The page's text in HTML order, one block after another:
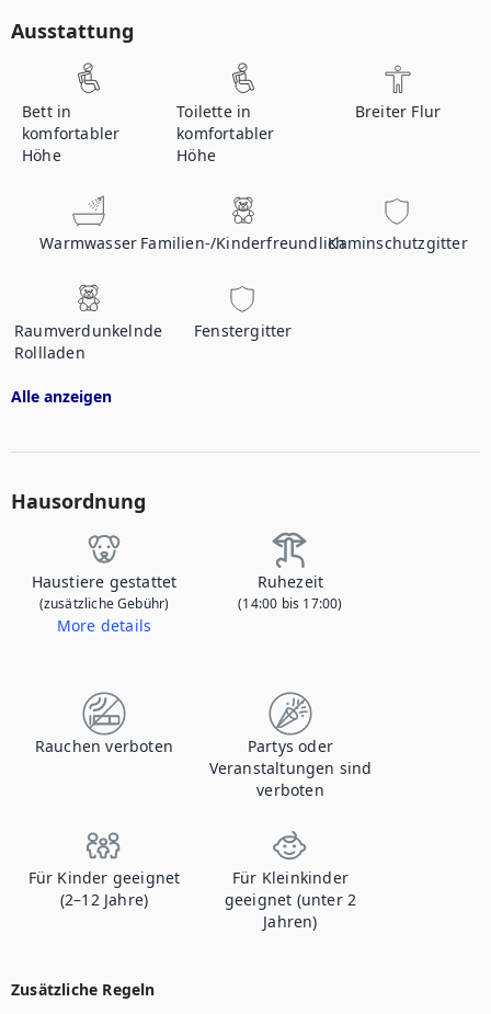
Ausstattung
Bett in
komfortabler
Höhe
Toilette in
komfortabler
Höhe
Breiter Flur
Warmwasser Familien-/KinderfreundlichKaminschutzgitter
Raumverdunkelnde
Rollladen
Fenstergitter
Alle anzeigen
Hausordnung
Haustiere gestattet
(zusätzliche Gebühr)
More details
Ruhezeit
(14:00 bis 17:00)
Rauchen verboten
Partys oder
Veranstaltungen sind
verboten
Für Kinder geeignet
(2–12 Jahre)
Für Kleinkinder
geeignet (unter 2
Jahren)
Zusätzliche Regeln